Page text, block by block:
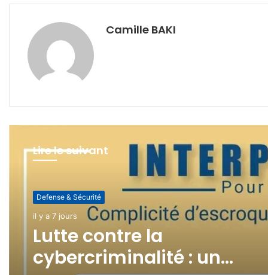
Camille BAKI
Lire le suivant
Defense & Sécurité
il y a 7 jours
Defense & Sécurité
il y a 1 semaine
(pas de titre)